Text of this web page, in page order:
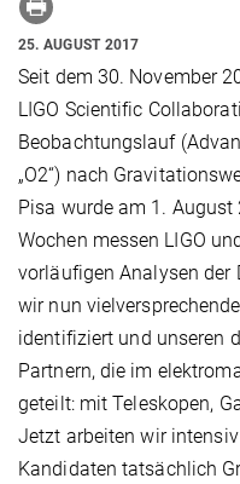
25. AUGUST 2017
Seit dem 30. November
LIGO Scientific
Beobachtungslauf
„O2“) nach
Pisa wurde am 1.
Wochen messen LIGO
vorläufigen Analysen der
wir nun
identifiziert und unseren
Partnern, die im
geteilt: mit Teleskopen,
Jetzt arbeiten wir
Kandidaten tatsächlich